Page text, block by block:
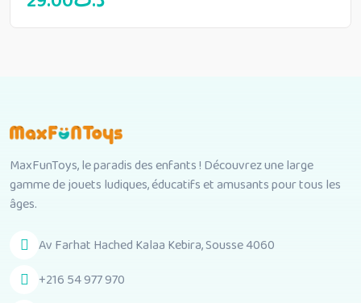
MaxFunToys, le paradis des enfants ! Découvrez une large
gamme de jouets ludiques, éducatifs et amusants pour tous les
âges.
Av Farhat Hached Kalaa Kebira, Sousse 4060
+216 54 977 970